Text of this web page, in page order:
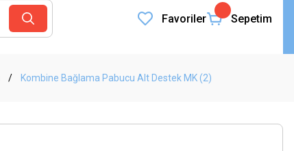
Favoriler Sepetim
Kombine Bağlama Pabucu Alt Destek MK (2)